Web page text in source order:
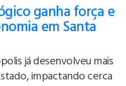
ganha força e
em Santa
já desenvolveu mais
impactando cerca